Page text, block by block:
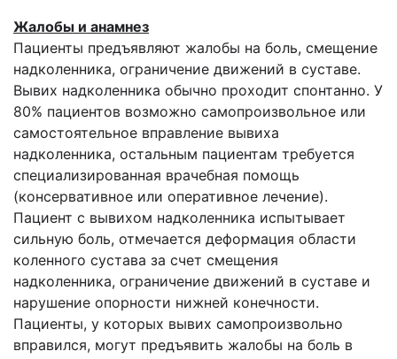
Жалобы и анамнез
Пациенты предъявляют жалобы на боль, смещение
надколенника, ограничение движений в суставе.
Вывих надколенника обычно проходит спонтанно. У
80% пациентов возможно самопроизвольное или
самостоятельное вправление вывиха
надколенника, остальным пациентам требуется
специализированная врачебная помощь
(консервативное или оперативное лечение).
Пациент с вывихом надколенника испытывает
сильную боль, отмечается деформация области
коленного сустава за счет смещения
надколенника, ограничение движений в суставе и
нарушение опорности нижней конечности.
Пациенты, у которых вывих самопроизвольно
вправился, могут предъявить жалобы на боль в